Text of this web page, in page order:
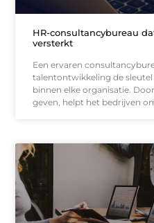
HR-consultancybureau
versterkt
Een ervaren
talentontwikkeling de
binnen elke organisatie.
geven, helpt het bedrijven